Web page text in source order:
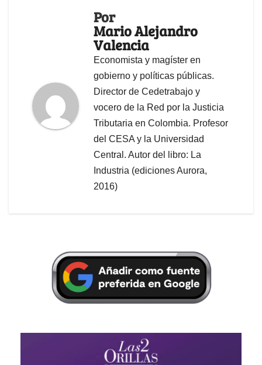
Por
Mario Alejandro
Valencia
Economista y magíster en
gobierno y políticas públicas.
Director de Cedetrabajo y
vocero de la Red por la Justicia
Tributaria en Colombia. Profesor
del CESA y la Universidad
Central. Autor del libro: La
Industria (ediciones Aurora,
2016)